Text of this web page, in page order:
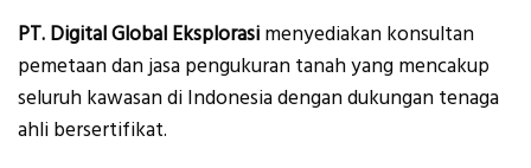
PT. Digital Global Eksplorasi menyediakan konsultan
pemetaan dan jasa pengukuran tanah yang mencakup
seluruh kawasan di Indonesia dengan dukungan tenaga
ahli bersertifikat.